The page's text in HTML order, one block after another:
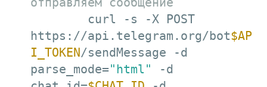
https://api.telegram.org/bot$AP
I_TOKEN/sendMessage -d
parse_mode="html"
-d